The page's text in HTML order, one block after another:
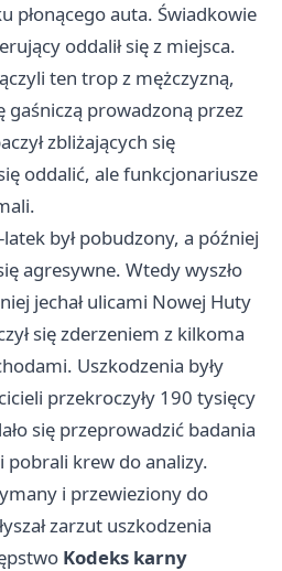
płonącego auta. Świadkowie
oddalił się z miejsca.
ten trop z mężczyzną,
gaśniczą prowadzoną przez
zbliżających się
oddalić, ale funkcjonariusze
był pobudzony, a później
agresywne. Wtedy wyszło
jechał ulicami Nowej Huty
się zderzeniem z kilkoma
Uszkodzenia były
przekroczyły 190 tysięcy
się przeprowadzić badania
pobrali krew do analizy.
i przewieziony do
zarzut uszkodzenia
Kodeks karny